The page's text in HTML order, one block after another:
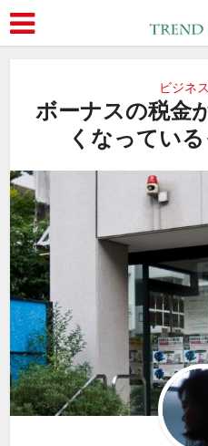
ビジネ
ボーナスの税金
くなってい